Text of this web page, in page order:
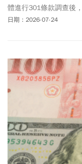
體進行301條款調查後
日就在美東時間周五
在此限。若台灣產品
稅與第301條關稅合計
10%，則適用的301條
日期：2026-07-24